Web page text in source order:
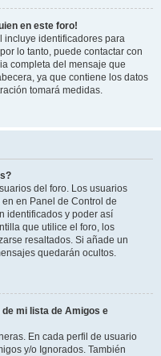
en este foro!
incluye identificadores para
lo tanto, puede contactar con
completa del mensaje que
ya que contiene los datos
tomará medidas.
del foro. Los usuarios
en Panel de Control de
identificados y poder así
que utilice el foro, los
resaltados. Si añade un
quedarán ocultos.
mi lista de Amigos e
En cada perfil de usuario
y/o Ignorados. También